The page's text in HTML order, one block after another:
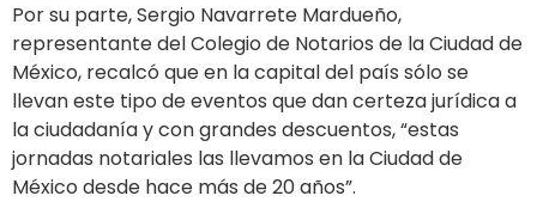
Por su parte, Sergio Navarrete Mardueño,
representante del Colegio de Notarios de la Ciudad de
México, recalcó que en la capital del país sólo se
llevan este tipo de eventos que dan certeza jurídica a
la ciudadanía y con grandes descuentos, “estas
jornadas notariales las llevamos en la Ciudad de
México desde hace más de 20 años”.